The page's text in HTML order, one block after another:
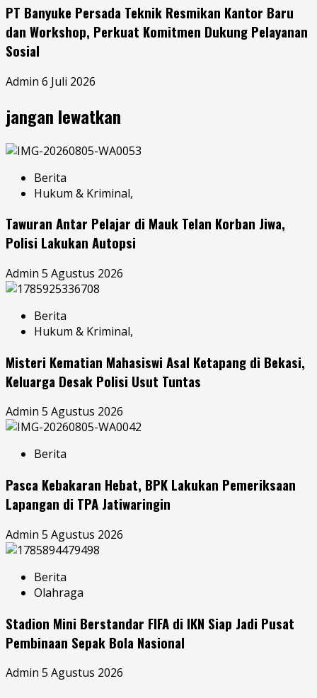
PT Banyuke Persada Teknik Resmikan Kantor Baru
dan Workshop, Perkuat Komitmen Dukung Pelayanan
Sosial
Admin 6 Juli 2026
jangan lewatkan
Berita
Hukum & Kriminal,
Tawuran Antar Pelajar di Mauk Telan Korban Jiwa,
Polisi Lakukan Autopsi
Admin 5 Agustus 2026
Berita
Hukum & Kriminal,
Misteri Kematian Mahasiswi Asal Ketapang di Bekasi,
Keluarga Desak Polisi Usut Tuntas
Admin 5 Agustus 2026
Berita
Pasca Kebakaran Hebat, BPK Lakukan Pemeriksaan
Lapangan di TPA Jatiwaringin
Admin 5 Agustus 2026
Berita
Olahraga
Stadion Mini Berstandar FIFA di IKN Siap Jadi Pusat
Pembinaan Sepak Bola Nasional
Admin 5 Agustus 2026